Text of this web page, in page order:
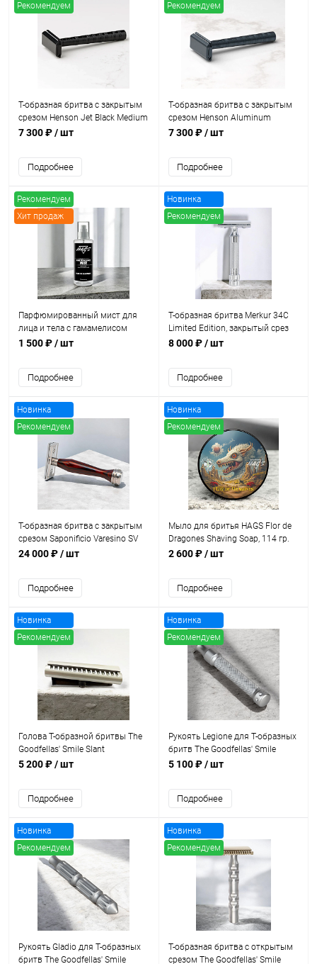
Рекомендуем
Т-образная бритва с закрытым
срезом Henson Jet Black Medium
(средняя агрессивность)
7 300 ₽/ шт
Подробнее
Рекомендуем
Т-образная бритва с закрытым
срезом Henson Aluminum
Aggressive Grey
7 300 ₽/ шт
Подробнее
Рекомендуем
Хит продаж
Парфюмированный мист для
лица и тела с гамамелисом
HAGS Flor de Dragones Fine
1 500 ₽/ шт
Подробнее
Новинка
Рекомендуем
Т-образная бритва Merkur 34C
Limited Edition, закрытый срез
8 000 ₽/ шт
Подробнее
Новинка
Рекомендуем
Хит продаж
Т-образная бритва с закрытым
срезом Saponificio Varesino SV
2.0 Cocobolo
24 000 ₽/ шт
Подробнее
Новинка
Рекомендуем
Распродажа
Хит продаж
Мыло для бритья HAGS Flor de
Dragones Shaving Soap, 114 гр.
2 600 ₽/ шт
Подробнее
Новинка
Рекомендуем
Голова Т-образной бритвы The
Goodfellas' Smile Slant
5 200 ₽/ шт
Подробнее
Новинка
Рекомендуем
Хит продаж
Рукоять Legione для Т-образных
бритв The Goodfellas' Smile
5 100 ₽/ шт
Подробнее
Новинка
Рекомендуем
Хит продаж
Рукоять Gladio для Т-образных
бритв The Goodfellas' Smile
Новинка
Рекомендуем
Т-образная бритва с открытым
срезом The Goodfellas' Smile